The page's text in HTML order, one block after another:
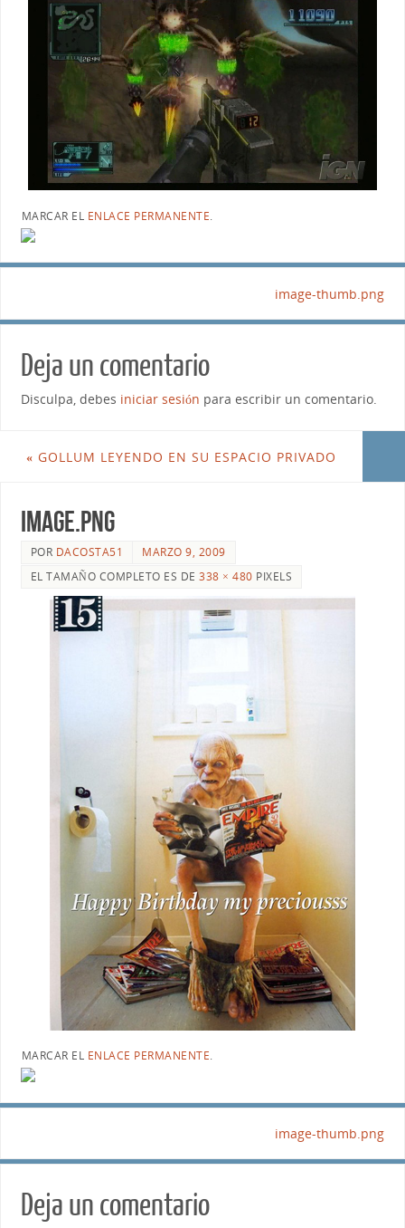
MARCAR EL ENLACE PERMANENTE.
image-thumb.png
Deja un comentario
Disculpa, debes iniciar sesión para escribir un comentario.
« GOLLUM LEYENDO EN SU ESPACIO PRIVADO
image.png
POR DACOSTA51
MARZO 9, 2009
EL TAMAÑO COMPLETO ES DE338 × 480 PIXELS
MARCAR EL ENLACE PERMANENTE.
image-thumb.png
Deja un comentario